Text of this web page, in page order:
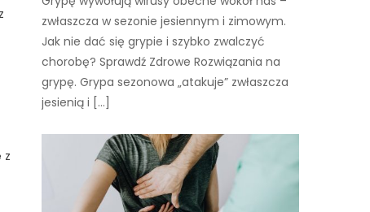
z
zwłaszcza w sezonie jesiennym i zimowym.
Jak nie dać się grypie i szybko zwalczyć
chorobę? Sprawdź Zdrowe Rozwiązania na
grypę. Grypa sezonowa „atakuje” zwłaszcza
jesienią i […]